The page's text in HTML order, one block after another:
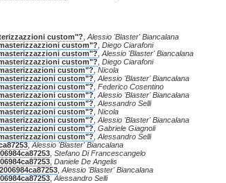
custom"? Alessio 'Blaster' Biancalana
custom"? Diego Ciarafoni
custom"? Alessio 'Blaster' Biancalana
custom"? Diego Ciarafoni
custom"? Nicola
custom"? Alessio 'Blaster' Biancalana
custom"? Federico Cosentino
custom"? Alessio 'Blaster' Biancalana
custom"? Alessandro Selli
custom"? Nicola
custom"? Alessio 'Blaster' Biancalana
custom"? Gabriele Giagnoli
custom"? Alessandro Selli
Alessio 'Blaster' Biancalana
Stefano Di Francescangelo
Daniele De Angelis
Alessio 'Blaster' Biancalana
Alessandro Selli